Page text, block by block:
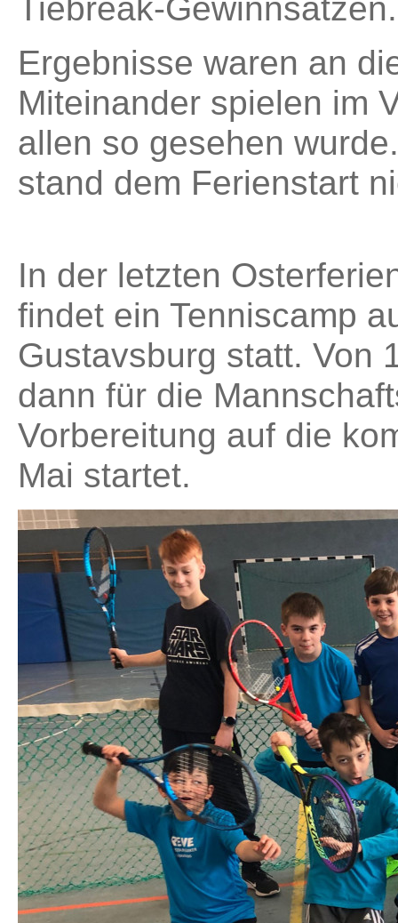
Tiebreak-Gewinnsätzen.
Ergebnisse waren an
Miteinander spielen im
allen so gesehen
stand dem Ferienstart
In der letzten
findet ein Tenniscamp
Gustavsburg statt. Von
dann für die
Vorbereitung auf die
Mai startet.